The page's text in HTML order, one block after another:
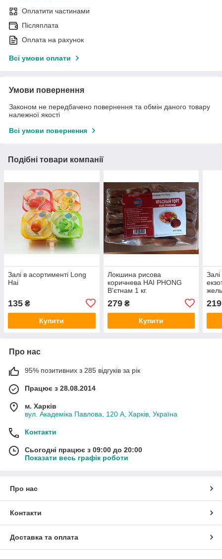
Оплатити частинами
Післяплата
Оплата на рахунок
Всі умови оплати
Умови повернення
Законом не передбачено повернення та обмін даного товару
належної якості
Всі умови повернення
Подібні товари компанії
Залі в асортименті Long
Hai
135 ₴
Купити
Локшина рисова
коричнева HAI PHONG
В'єтнам 1 кг.
279₴
Купити
219
Про нас
95% позитивних з 285 відгуків за рік
Працює з 28.08.2014
м. Харків
вул. Академіка Павлова, 120 А, Харків, Україна
Контакти
Сьогодні працює з 09:00 до 20:00
Показати весь графік роботи
Про нас
Контакти
Доставка та оплата